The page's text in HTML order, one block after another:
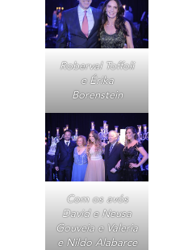
Roberval Toffoli
e Érika
Borenstein
Com os avós
David e Neusa
Gouveia e Valeria
e Nildo Alabarce